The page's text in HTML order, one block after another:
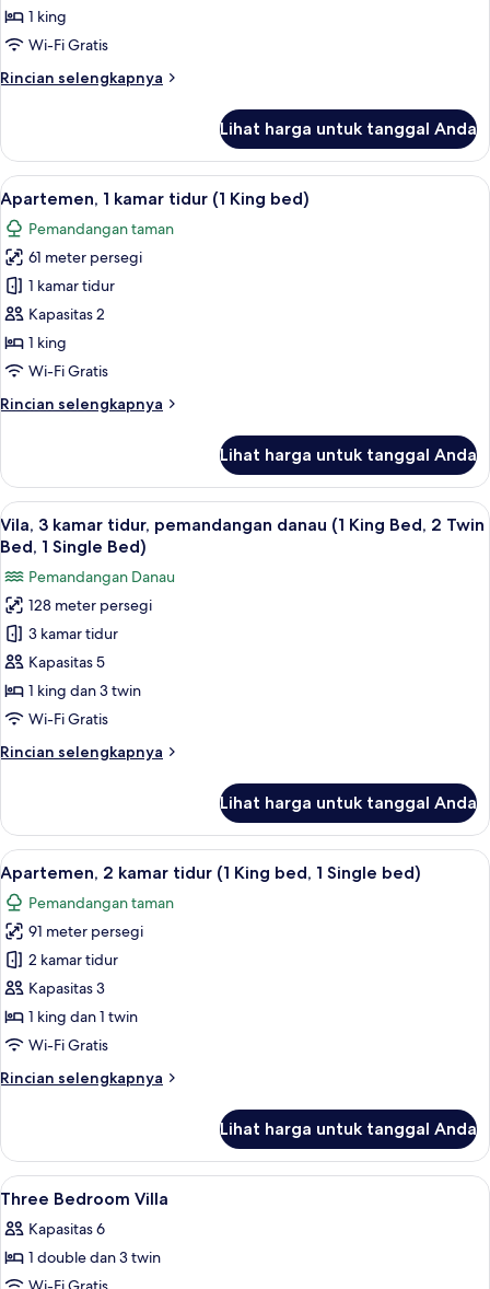
untuk
One
Bedroom
1 king
Wi-Fi Gratis
Rincian selengkapnya
Rincian
One
Bedroom
Apartment
Lihat harga untuk tanggal Anda
Lihat
semua
foto
untuk
Apartemen,
1
kamar
tidur
King
Apartemen, 1 kamar tidur (1 King
9
Apartemen, 1 kamar tidur (1 King bed)
Pemandangan taman
61 meter persegi
1 kamar tidur
Kapasitas 2
1 king
Wi-Fi Gratis
Rincian selengkapnya
Rincian
Apartemen,
kamar
tidur
King
bed)
Lihat harga untuk tanggal Anda
Lihat
semua
foto
untuk
Vila,
3
kamar
tidur,
pemandangan
(1
2
Twin
Bed,
Single
Bed)
Vila, 3 kamar tidur, pemandangan
10
Vila, 3 kamar tidur, pemandangan danau (1 King Bed, 2 Twin
Bed, 1 Single Bed)
Pemandangan Danau
128 meter persegi
3 kamar tidur
Kapasitas 5
1 king dan 3 twin
Wi-Fi Gratis
Rincian selengkapnya
Rincian
Vila,
kamar
tidur,
pemandangan
danau
King
Bed,
2
Twin
Bed,
Single
Lihat harga untuk tanggal Anda
Lihat
semua
foto
untuk
Apartemen,
2
kamar
tidur
King
Single
bed)
Televisi LCD 55-inci dengan saluran
8
Apartemen, 2 kamar tidur (1 King bed, 1 Single bed)
Pemandangan taman
91 meter persegi
2 kamar tidur
Kapasitas 3
1 king dan 1 twin
Wi-Fi Gratis
Rincian selengkapnya
Rincian
Apartemen,
kamar
(1
King
Lihat harga untuk tanggal Anda
Lihat
semua
foto
untuk
1 kamar tidur, brankas, meja kerja,
6
Three Bedroom Villa
Kapasitas 6
1 double dan 3 twin